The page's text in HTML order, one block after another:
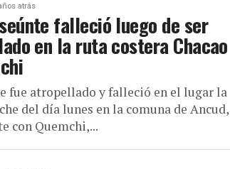
atrás
falleció luego de ser
en la ruta costera Chacao
fue atropellado y falleció en el lugar la
del día lunes en la comuna de Ancud,
con Quemchi,...